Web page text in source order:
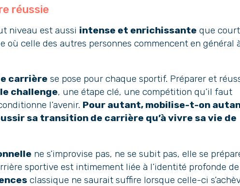
réussie
niveau est aussi intense et enrichissante que
où celle des autres personnes commencent en général
carrière se pose pour chaque sportif. Préparer et
challenge, une étape clé, une compétition qu’il faut
l’avenir. Pour autant, mobilise-t-on
sa transition de carrière qu’à vivre sa vie de
ne s’improvise pas, ne se subit pas, elle se
sportive est intimement liée à l’identité profonde de
classique ne saurait suffire lorsque celle-ci